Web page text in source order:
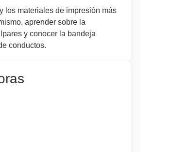
los materiales de impresión más
aprender sobre la
y conocer la bandeja
conductos.